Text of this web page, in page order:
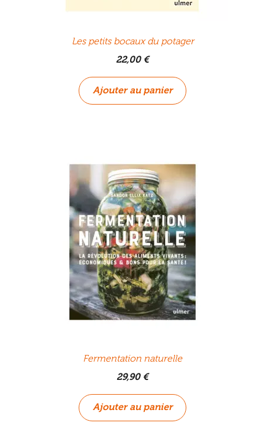
Les petits bocaux du potager
22,00 €
Ajouter au panier
Fermentation naturelle
29,90 €
Ajouter au panier